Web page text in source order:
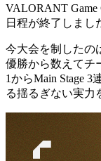
VALORANT Game
日程が終了しまし
今大会を制したの
優勝から数えてチ
1からMain Stage 3
る揺るぎない実力